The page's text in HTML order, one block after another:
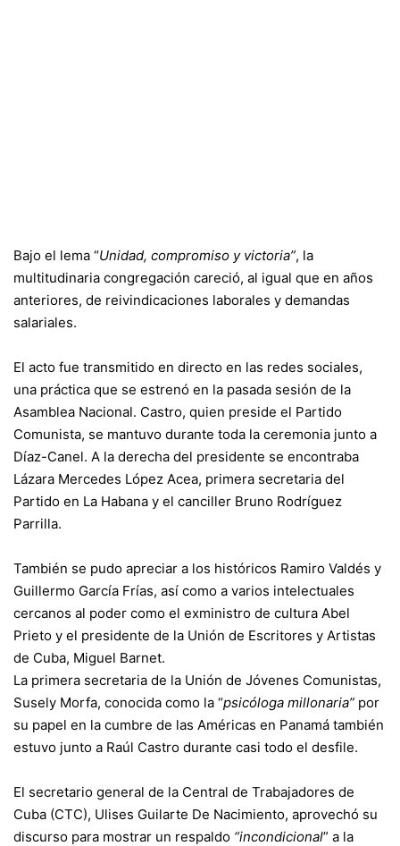
Bajo el lema “Unidad, compromiso y victoria”, la
multitudinaria congregación careció, al igual que en años
anteriores, de reivindicaciones laborales y demandas
salariales.
El acto fue transmitido en directo en las redes sociales,
una práctica que se estrenó en la pasada sesión de la
Asamblea Nacional. Castro, quien preside el Partido
Comunista, se mantuvo durante toda la ceremonia junto a
Díaz-Canel. A la derecha del presidente se encontraba
Lázara Mercedes López Acea, primera secretaria del
Partido en La Habana y el canciller Bruno Rodríguez
Parrilla.
También se pudo apreciar a los históricos Ramiro Valdés y
Guillermo García Frías, así como a varios intelectuales
cercanos al poder como el exministro de cultura Abel
Prieto y el presidente de la Unión de Escritores y Artistas
de Cuba, Miguel Barnet.
La primera secretaria de la Unión de Jóvenes Comunistas,
Susely Morfa, conocida como la “psicóloga millonaria” por
su papel en la cumbre de las Américas en Panamá también
estuvo junto a Raúl Castro durante casi todo el desfile.
El secretario general de la Central de Trabajadores de
Cuba (CTC), Ulises Guilarte De Nacimiento, aprovechó su
discurso para mostrar un respaldo “incondicional” a la